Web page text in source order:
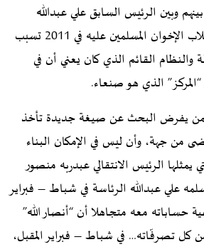
وبين الرئيس السابق علي عبدالله
صالح الذي تبيّن أن انقلاب الإخوان المسلمين عليه في 2011 تسبب
والنظام القائم الذي كان يعني أن في
الذي هو صنعاء.
يفرض البحث عن صيغة جديدة تأخذ
من جهة، وأن ليس في الإمكان البناء
يمثلها الرئيس الانتقالي عبدربه منصور
علي عبدالله الرئاسة في شباط – فبراير
في تصفية حساباته معه متجاهلا أن “أنصار الله”
كل تصرفّاته… في شباط – فبراير المقبل،